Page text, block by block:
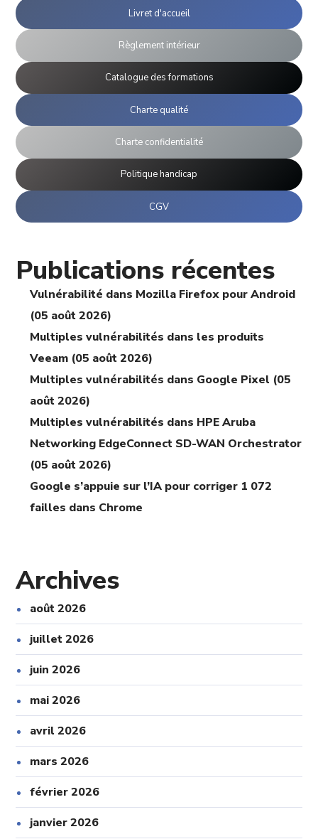
Livret d'accueil
Règlement intérieur
Catalogue des formations
Charte qualité
Charte confidentialité
Politique handicap
CGV
Publications récentes
Vulnérabilité dans Mozilla Firefox pour Android
(05 août 2026)
Multiples vulnérabilités dans les produits
Veeam (05 août 2026)
Multiples vulnérabilités dans Google Pixel (05
août 2026)
Multiples vulnérabilités dans HPE Aruba
Networking EdgeConnect SD-WAN Orchestrator
(05 août 2026)
Google s’appuie sur l’IA pour corriger 1 072
failles dans Chrome
Archives
août 2026
juillet 2026
juin 2026
mai 2026
avril 2026
mars 2026
février 2026
janvier 2026